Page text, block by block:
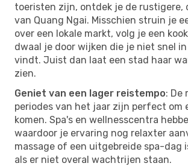
toeristen zijn, ontdek je de rustigere,
van Quang Ngai. Misschien struin je
over een lokale markt, volg je een
dwaal je door wijken die je niet snel
vindt. Juist dan laat een stad haar
zien.
Geniet van een lager reistempo: De
periodes van het jaar zijn perfect
komen. Spa's en wellnesscentra
waardoor je ervaring nog relaxter
massage of een uitgebreide spa-dag
als er niet overal wachtrijen staan.